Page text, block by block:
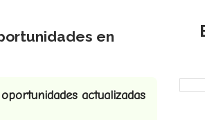
en
actualizadas